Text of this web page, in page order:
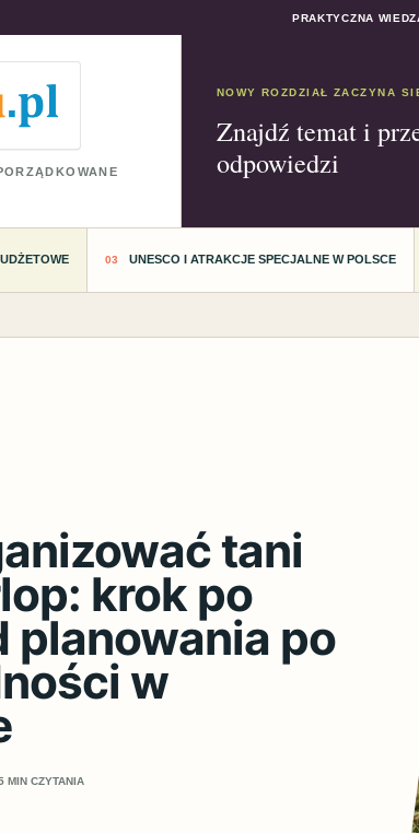
PRAKTYCZNA
NOWY ROZDZIAŁ ZACZYNA
Znajdź temat i
odpowiedzi
UNESCO I ATRAKCJE SPECJALNE W POLSCE
tani
krok po
planowania po
w
MIN CZYTANIA